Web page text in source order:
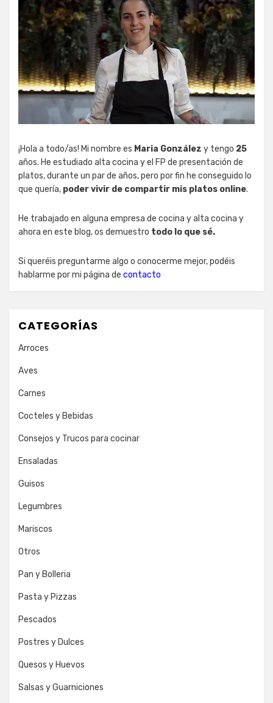
¡Hola a todo/as! Mi nombre es Maria González y tengo 25
años. He estudiado alta cocina y el FP de presentación de
platos, durante un par de años, pero por fin he conseguido lo
que quería, poder vivir de compartir mis platos online.
He trabajado en alguna empresa de cocina y alta cocina y
ahora en este blog, os demuestro todo lo que sé.
Si queréis preguntarme algo o conocerme mejor, podéis
hablarme por mi página de contacto
CATEGORÍAS
Arroces
Aves
Carnes
Cocteles y Bebidas
Consejos y Trucos para cocinar
Ensaladas
Guisos
Legumbres
Mariscos
Otros
Pan y Bolleria
Pasta y Pizzas
Pescados
Postres y Dulces
Quesos y Huevos
Salsas y Guarniciones